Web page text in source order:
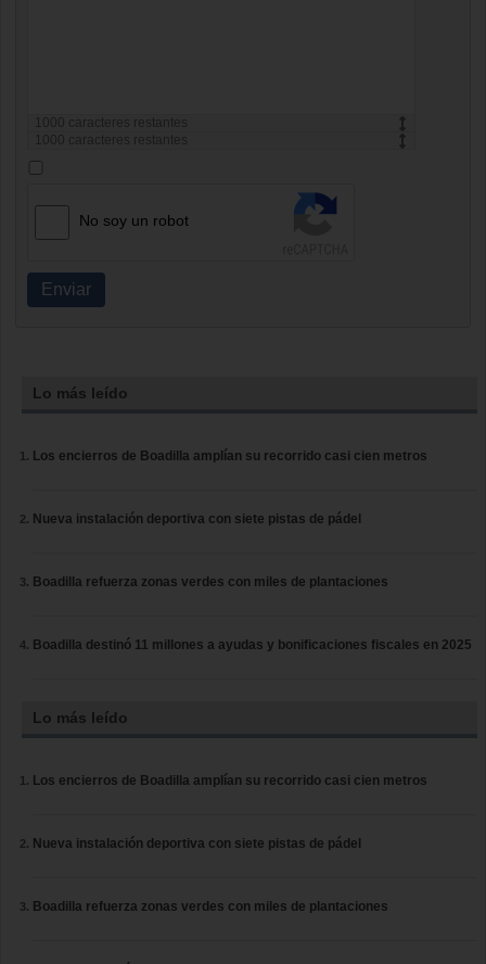
caracteres restantes
caracteres restantes
No soy un robot
Enviar
Lo más leído
Los encierros de Boadilla amplían su recorrido casi cien metros
Nueva instalación deportiva con siete pistas de pádel
Boadilla refuerza zonas verdes con miles de plantaciones
Boadilla destinó 11 millones a ayudas y bonificaciones fiscales en 2025
Lo más leído
Los encierros de Boadilla amplían su recorrido casi cien metros
Nueva instalación deportiva con siete pistas de pádel
Boadilla refuerza zonas verdes con miles de plantaciones